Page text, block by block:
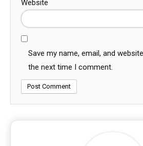
Website
Save my name, email, and
the next time I comment.